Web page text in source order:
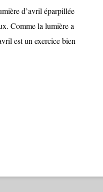
d’avril éparpillée
Comme la lumière a
est un exercice bien